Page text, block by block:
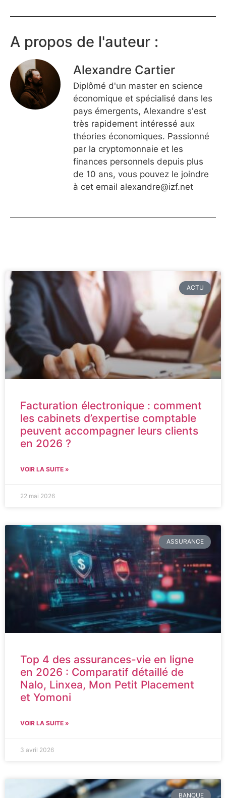
A propos de l'auteur :
Alexandre Cartier
Diplômé d'un master en science
économique et spécialisé dans les
pays émergents, Alexandre s'est
très rapidement intéressé aux
théories économiques. Passionné
par la cryptomonnaie et les
finances personnels depuis plus
de 10 ans, vous pouvez le joindre
à cet email alexandre@izf.net
ACTU
Facturation électronique : comment
les cabinets d’expertise comptable
peuvent accompagner leurs clients
en 2026 ?
VOIR LA SUITE »
22 mai 2026
ASSURANCE
Top 4 des assurances-vie en ligne
en 2026 : Comparatif détaillé de
Nalo, Linxea, Mon Petit Placement
et Yomoni
VOIR LA SUITE »
3 avril 2026
BANQUE